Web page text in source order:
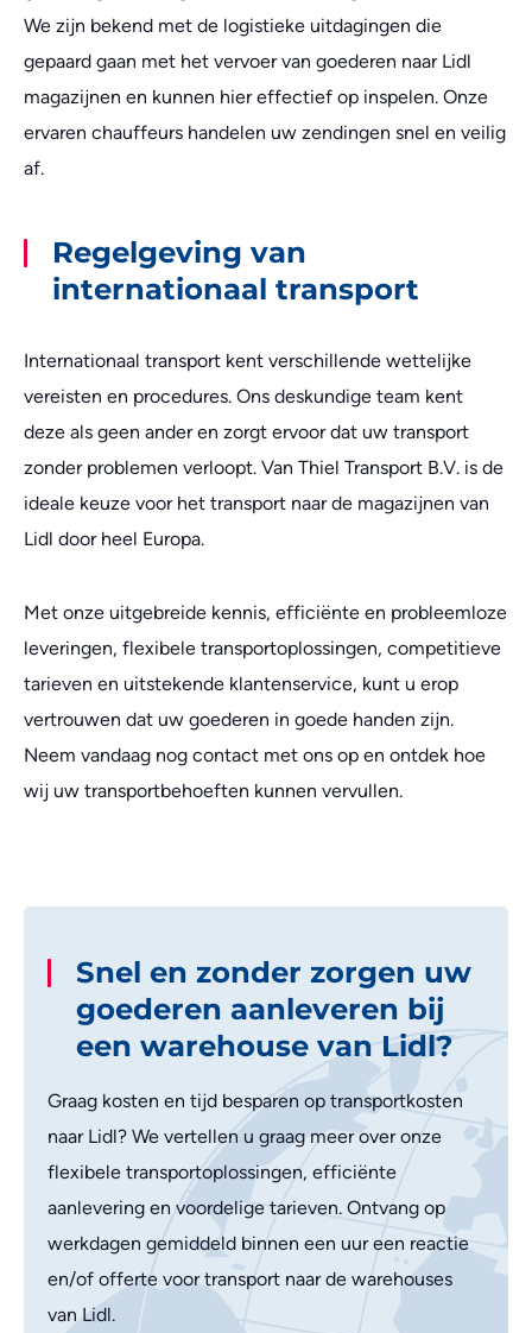
We zijn bekend met de logistieke uitdagingen die
gepaard gaan met het vervoer van goederen naar Lidl
magazijnen en kunnen hier effectief op inspelen. Onze
ervaren chauffeurs handelen uw zendingen snel en veilig
af.
Regelgeving van
internationaal transport
Internationaal transport kent verschillende wettelijke
vereisten en procedures. Ons deskundige team kent
deze als geen ander en zorgt ervoor dat uw transport
zonder problemen verloopt. Van Thiel Transport B.V. is de
ideale keuze voor het transport naar de magazijnen van
Lidl door heel Europa.
Met onze uitgebreide kennis, efficiënte en probleemloze
leveringen, flexibele transportoplossingen, competitieve
tarieven en uitstekende klantenservice, kunt u erop
vertrouwen dat uw goederen in goede handen zijn.
Neem vandaag nog contact met ons op en ontdek hoe
wij uw transportbehoeften kunnen vervullen.
Snel en zonder zorgen uw
goederen aanleveren bij
een warehouse van Lidl?
Graag kosten en tijd besparen op transportkosten
naar Lidl? We vertellen u graag meer over onze
flexibele transportoplossingen, efficiënte
aanlevering en voordelige tarieven. Ontvang op
werkdagen gemiddeld binnen een uur een reactie
en/of offerte voor transport naar de warehouses
van Lidl.